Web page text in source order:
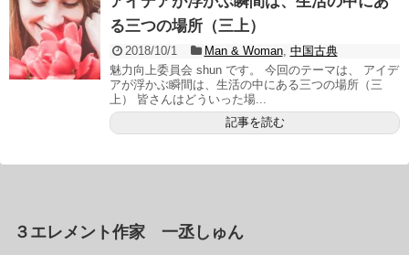
る三つの場所（三上）
2018/10/1 Man & Woman, 中国古典
魅力向上委員会 shun です。 今回のテーマは、 アイデ
アが浮かぶ瞬間は、生活の中にある三つの場所（三
上） 皆さんはどういった場...
記事を読む
３エレメント作家 一丞しゅん